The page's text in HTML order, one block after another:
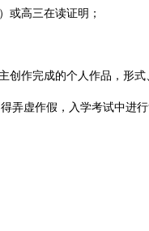
或高三在读证明；
创作完成的个人作品，形
弄虚作假，入学考试中进